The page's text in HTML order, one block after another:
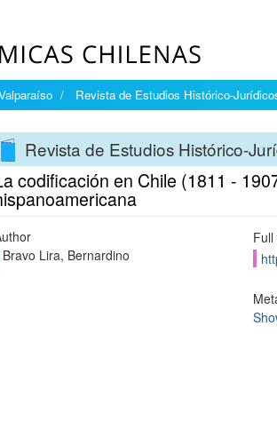
Revista de Estudios Histórico-
Revista de Estudios Histórico-
codificación en Chile (1811 -
Bravo Lira, Bernardino